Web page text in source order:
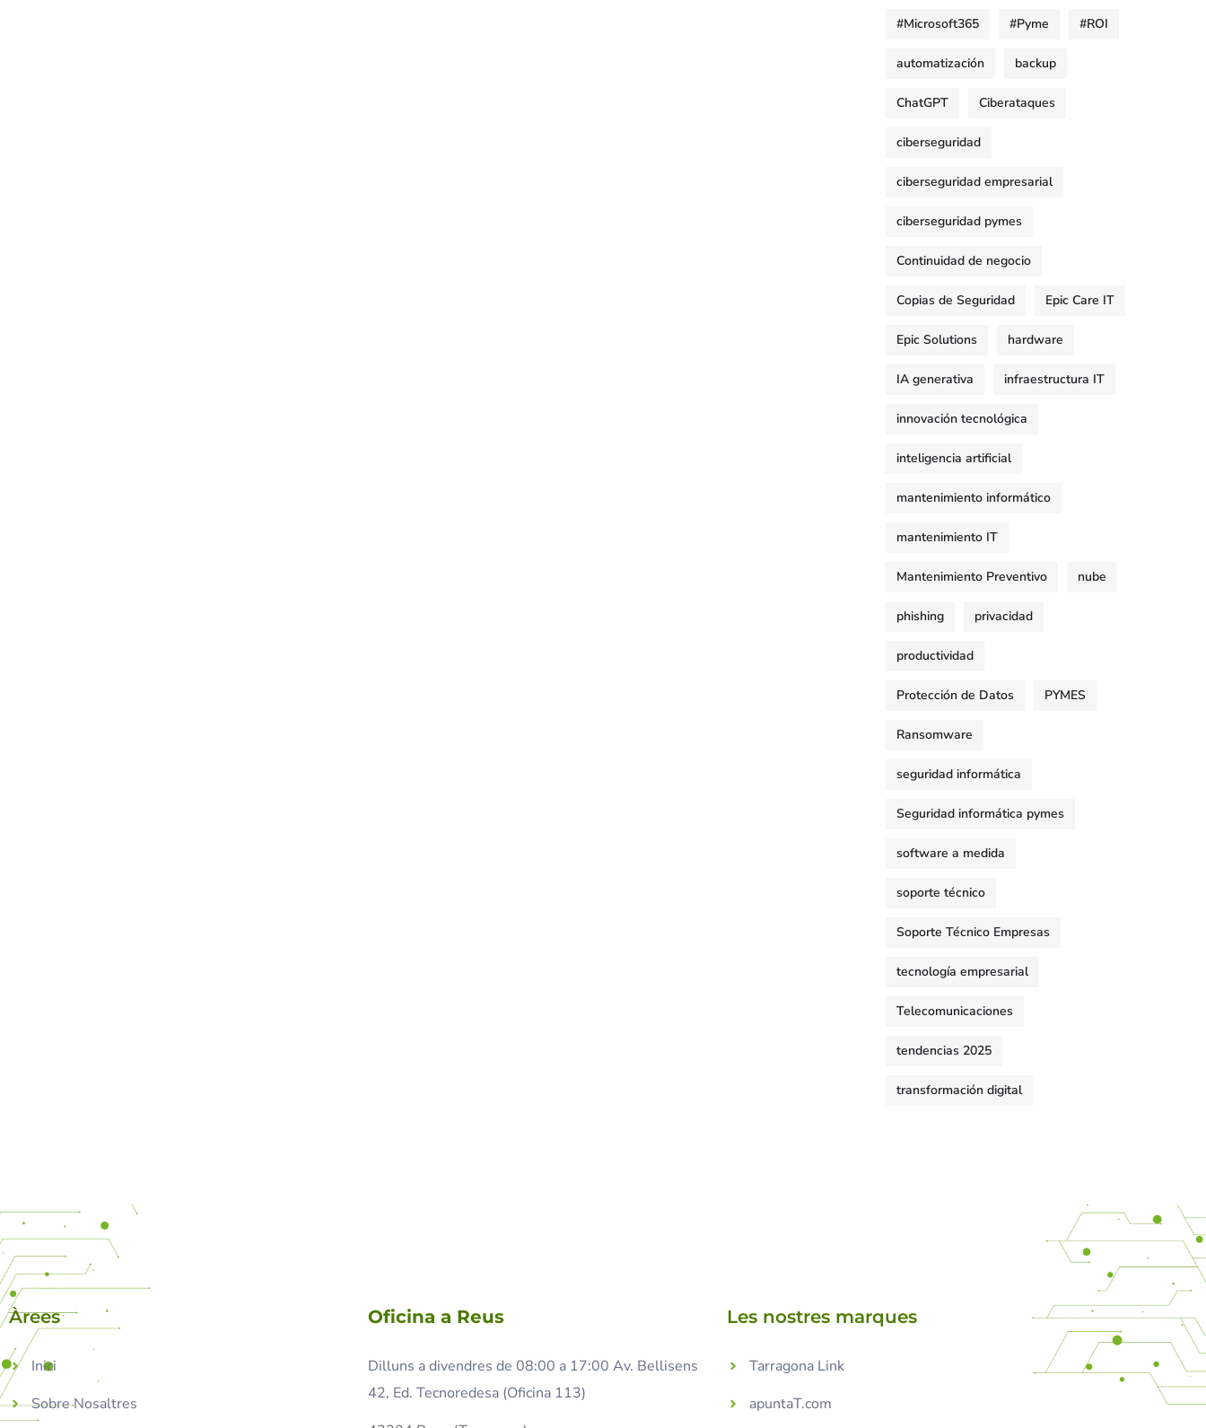
#Microsoft365 #Pyme #ROI
automatización backup
ChatGPT Ciberataques
ciberseguridad
ciberseguridad empresarial
ciberseguridad pymes
Continuidad de negocio
Copias de Seguridad Epic Care IT
Epic Solutions hardware
IA generativa infraestructura IT
innovación tecnológica
inteligencia artificial
mantenimiento informático
mantenimiento IT
Mantenimiento Preventivo nube
phishing privacidad
productividad
Protección de Datos PYMES
Ransomware
seguridad informática
Seguridad informática pymes
software a medida
soporte técnico
Soporte Técnico Empresas
tecnología empresarial
Telecomunicaciones
tendencias 2025
transformación digital
Àrees
Inici
Sobre Nosaltres
Oficina a Reus
Dilluns a divendres de 08:00 a 17:00 Av. Bellisens
42, Ed. Tecnoredesa (Oficina 113)
Les nostres marques
Tarragona Link
apuntaT.com